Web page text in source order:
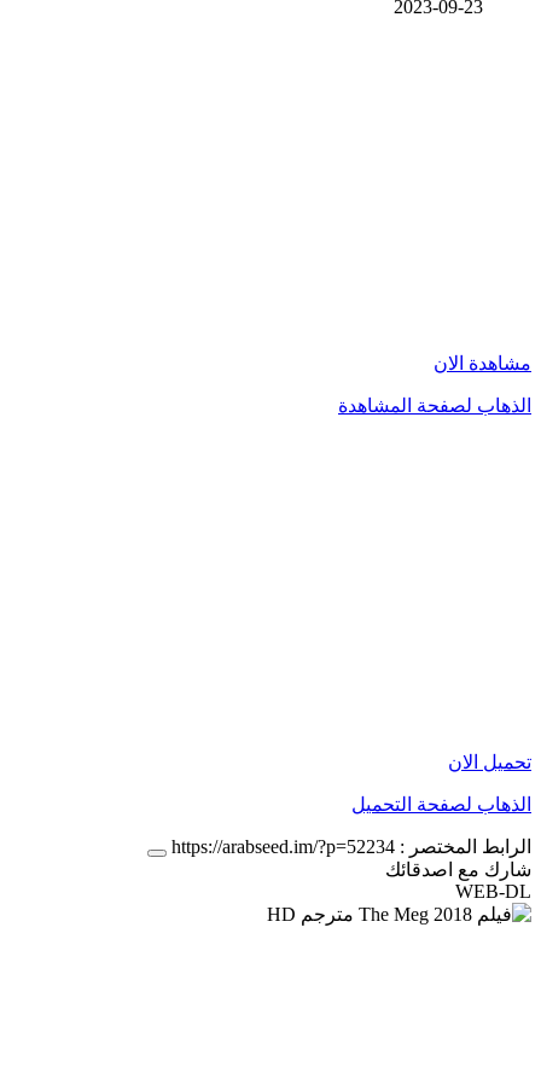
2023-09-23
مشاهدة الان
الذهاب لصفحة المشاهدة
تحميل الان
الذهاب لصفحة التحميل
الرابط المختصر : https://arabseed.im/?p=52234
شارك مع اصدقائك
WEB-DL